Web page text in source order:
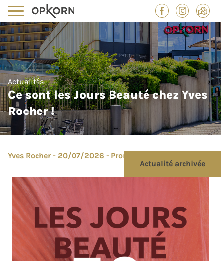
Actualités
Ce sont les Jours Beauté chez Yves
Rocher !
Actualité archivée
Yves Rocher - 20/07/2026 - Promotion